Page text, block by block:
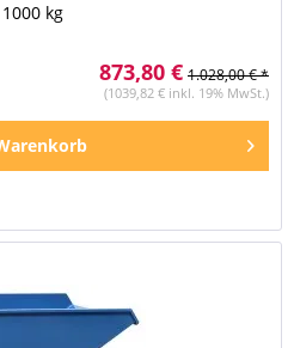
kg
873,80 € 1.028,00 € *
(1039,82 € inkl. 19% MwSt.)